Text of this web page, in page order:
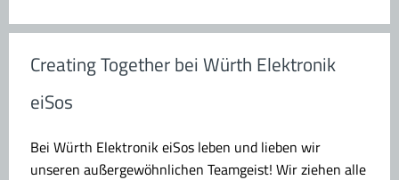
Creating Together bei Würth Elektronik
eiSos
Bei Würth Elektronik eiSos leben und lieben wir
unseren außergewöhnlichen Teamgeist! Wir ziehen alle